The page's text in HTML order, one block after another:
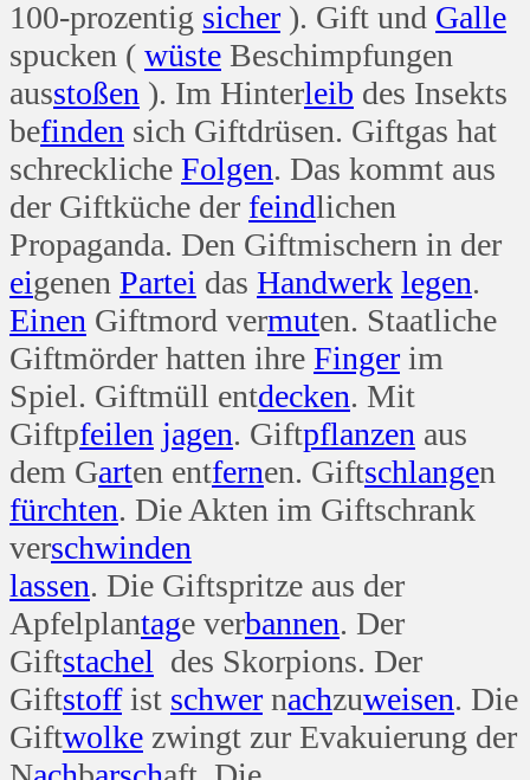
100-prozentig sicher ). Gift und Galle
spucken ( wüste Beschimpfungen
ausstoßen ). Im Hinterleib des Insekts
befinden sich Giftdrüsen. Giftgas hat
schreckliche Folgen. Das kommt aus
der Giftküche der feindlichen
Propaganda. Den Giftmischern in der
eigenen Partei das Handwerk legen.
Einen Giftmord vermuten. Staatliche
Giftmörder hatten ihre Finger im
Spiel. Giftmüll entdecken. Mit
Giftpfeilen jagen. Giftpflanzen aus
dem Garten entfernen. Giftschlangen
fürchten. Die Akten im Giftschrank
verschwinden
lassen. Die Giftspritze aus der
Apfelplantage verbannen. Der
Giftstachel des Skorpions. Der
Giftstoffist schwer nachzuweisen. Die
Giftwolke zwingt zur Evakuierung der